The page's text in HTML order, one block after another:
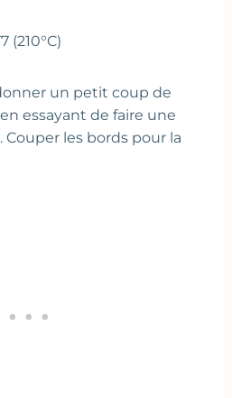
(210°C)
un petit coup de
essayant de faire une
les bords pour la